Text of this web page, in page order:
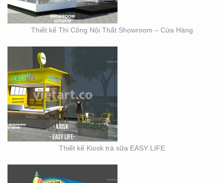
Thiết kế Thi Công Nội Thất Showroom – Cửa Hàng
Thiết kế Kiosk trà sữa EASY LIFE
MẪU THIẾT KẾ KIOSK
HOANG GIA